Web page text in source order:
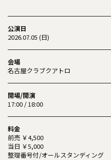
公演日
2026.07.05 (日)
会場
名古屋クラブクアトロ
開場/開演
17:00 / 18:00
料金
前売 ￥4,500
当日 ￥5,000
整理番号付/オールスタンディング